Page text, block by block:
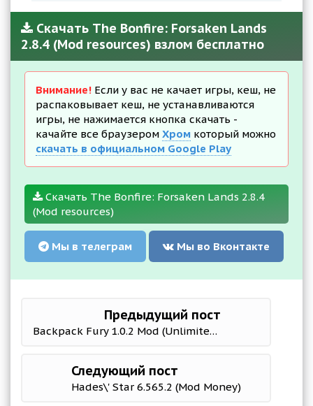
Скачать The Bonfire: Forsaken Lands
2.8.4 (Mod resources) взлом бесплатно
Внимание! Если у вас не качает игры, кеш, не
распаковывает кеш, не устанавливаются
игры, не нажимается кнопка скачать -
качайте все браузером Хром который можно
скачать в официальном Google Play
Скачать The Bonfire: Forsaken Lands 2.8.4
(Mod resources)
Мы в телеграм Мы во Вконтакте
Предыдущий пост
Backpack Fury 1.0.2 Mod (Unlimited Diamond)
Следующий пост
Hades\' Star 6.565.2 (Mod Money)